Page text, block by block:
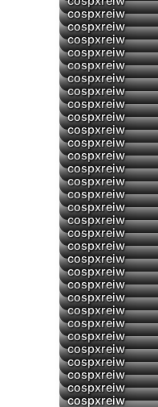
cospxreiw
cospxreiw
cospxreiw
cospxreiw
cospxreiw
cospxreiw
cospxreiw
cospxreiw
cospxreiw
cospxreiw
cospxreiw
cospxreiw
cospxreiw
cospxreiw
cospxreiw
cospxreiw
cospxreiw
cospxreiw
cospxreiw
cospxreiw
cospxreiw
cospxreiw
cospxreiw
cospxreiw
cospxreiw
cospxreiw
cospxreiw
cospxreiw
cospxreiw
cospxreiw
cospxreiw